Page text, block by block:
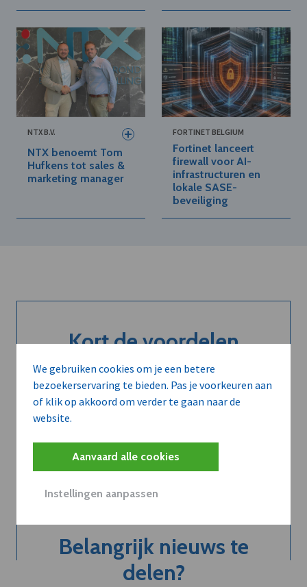
We gebruiken cookies om je een betere
bezoekerservaring te bieden. Pas je voorkeuren aan
of klik op akkoord om verder te gaan naar de
website.
Aanvaard alle cookies
Instellingen aanpassen
NTX B.V.
NTX benoemt Tom
Hufkens tot sales &
marketing manager
FORTINET BELGIUM
Fortinet lanceert
firewall voor AI-
infrastructuren en
lokale SASE-
beveiliging
Kort de voordelen
van een
abonnement...
Belangrijk nieuws te
delen?